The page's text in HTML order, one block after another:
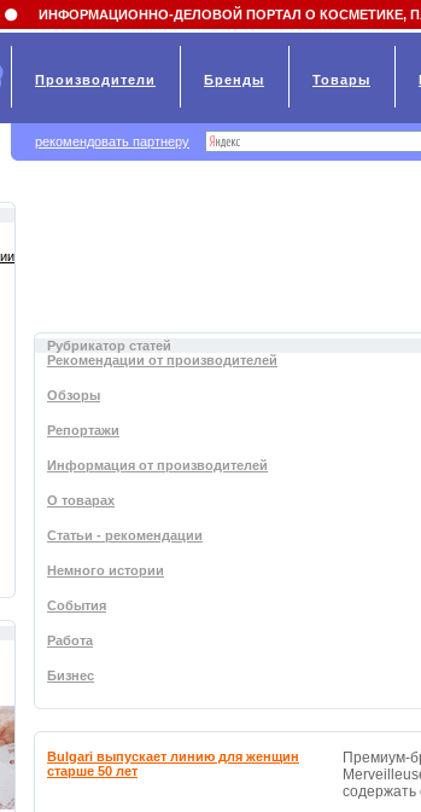
value
Рубрикатор статей
Рекомендации от производителей
Обзоры
Репортажи
Информация от производителей
О товарах
Статьи - рекомендации
Немного истории
События
Работа
Бизнес
Bulgari выпускает линию для женщин
старше 50 лет
Премиум-
содержать
ИНФОРМАЦИОННО-ДЕЛОВОЙ ПОРТАЛ О КОСМЕТИКЕ,
Производители Бренды Товары
рекомендовать партнеру